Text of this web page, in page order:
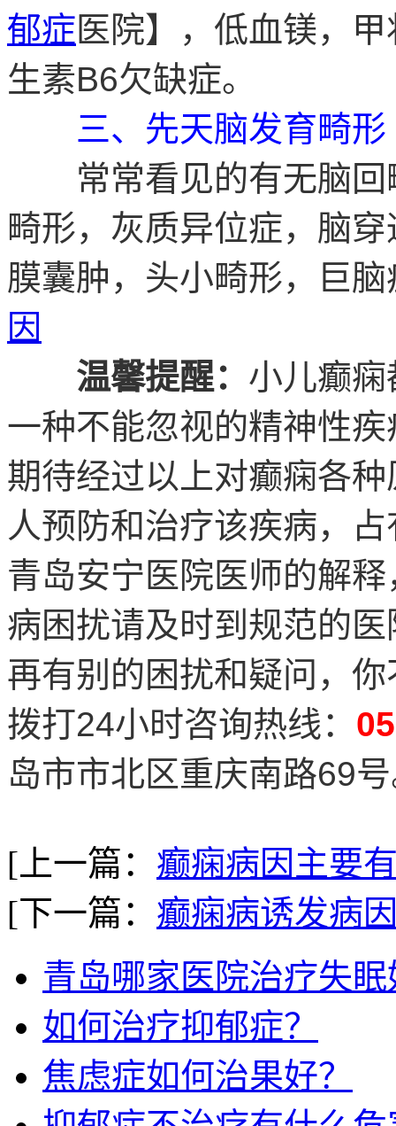
郁症医院】，低血镁，
生素B6欠缺症。
三、先天脑发育畸形
常常看见的有无脑回
畸形，灰质异位症，脑
膜囊肿，头小畸形，巨
因
温馨提醒： 小儿癫
一种不能忽视的精神性
期待经过以上对癫痫各
人预防和治疗该疾病，
青岛安宁医院医师的解
病困扰请及时到规范的
再有别的困扰和疑问，
拨打24小时咨询热线：
岛市市北区重庆南路69
[上一篇： 癫痫病因主要
[下一篇： 癫痫病诱发病
青岛哪家医院治疗失眠
如何治疗抑郁症？
焦虑症如何治果好？